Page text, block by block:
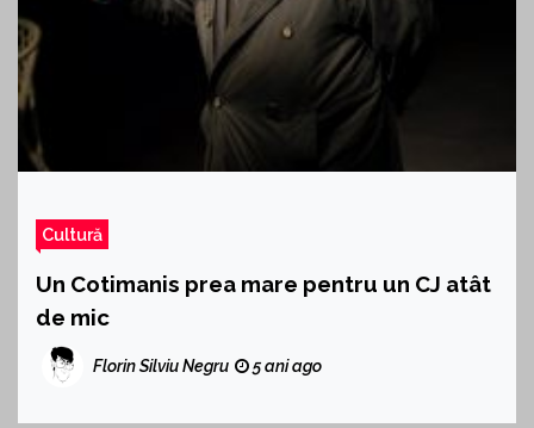
Cultură
Un Cotimanis prea mare pentru un CJ atât
de mic
Florin Silviu Negru 5 ani ago